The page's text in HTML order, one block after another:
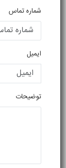
شماره تماس
ایمیل
توضیحات